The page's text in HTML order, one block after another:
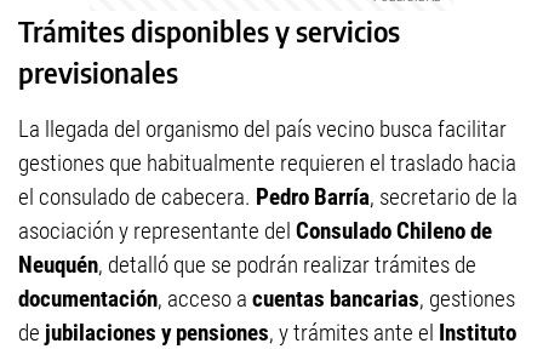
Trámites disponibles y servicios
previsionales
La llegada del organismo del país vecino busca facilitar
gestiones que habitualmente requieren el traslado hacia
el consulado de cabecera. Pedro Barría, secretario de la
asociación y representante del Consulado Chileno de
Neuquén, detalló que se podrán realizar trámites de
documentación, acceso a cuentas bancarias, gestiones
de jubilaciones y pensiones, y trámites ante el Instituto